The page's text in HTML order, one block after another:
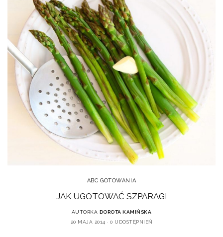
ABC GOTOWANIA
JAK UGOTOWAĆ SZPARAGI
AUTORKA DOROTA KAMIŃSKA
20 MAJA 2014
0 UDOSTĘPNIEŃ